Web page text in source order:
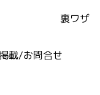
裏ワザ
載/お問合せ